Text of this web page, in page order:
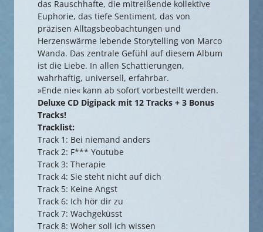
das Rauschhafte, die mitreißende kollektive
Euphorie, das tiefe Sentiment, das von
präzisen Alltagsbeobachtungen und
Herzenswärme lebende Storytelling von Marco
Wanda. Das zentrale Gefühl auf diesem Album
ist die Liebe. In allen Schattierungen,
wahrhaftig, universell, erfahrbar.
»Ende nie« kann ab sofort vorbestellt werden.
Deluxe CD Digipack mit 12 Tracks + 3 Bonus
Tracks!
Tracklist:
Track 1: Bei niemand anders
Track 2: F*** Youtube
Track 3: Therapie
Track 4: Sie steht nicht auf dich
Track 5: Keine Angst
Track 6: Ich hör dir zu
Track 7: Wachgeküsst
Track 8: Woher soll ich wissen